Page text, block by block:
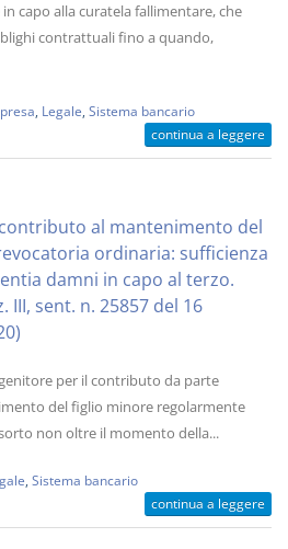
capo alla curatela fallimentare, che
contrattuali fino a quando,
Legale Sistema bancario
continua a leggere
al mantenimento del
ordinaria: sufficienza
damni in capo al terzo.
III, sent. n. 25857 del 16
per il contributo da parte
del figlio minore regolarmente
non oltre il momento della...
Sistema bancario
continua a leggere